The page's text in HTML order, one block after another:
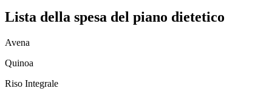
Lista della spesa del piano dietetico
Avena
Quinoa
Riso Integrale